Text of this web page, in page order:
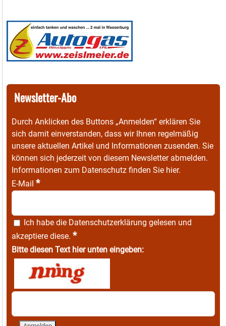
Newsletter-Abo
Durch Anklicken des Buttons „Anmelden“ erklären Sie
sich damit einverstanden, dass wir Ihnen regelmäßig
unsere aktuellen Artikel und Informationen zusenden. Sie
können sich jederzeit von diesem Newsletter abmelden.
Informationen zum Datenschutz finden Sie hier.
E-Mail *
Ich habe die Datenschutzerklärung gelesen und
akzeptiere diese. *
Bitte diesen Text hier unten eingeben: